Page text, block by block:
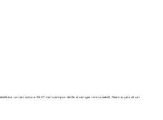
e un servizio a 360° nel campo delle energie rinnovabili. Siamo più di un